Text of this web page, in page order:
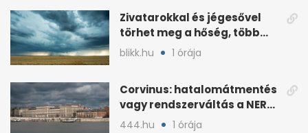
Zivatarokkal és jégesővel
törhet meg a hőség, több
megyére riasztás van
blikk.hu 1 órája
Corvinus: hatalomátmentés
vagy rendszerváltás a NER
utáni átalakításnál?
444.hu 1 órája